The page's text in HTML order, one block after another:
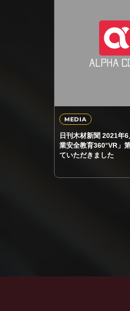
MEDIA
日刊木材新聞 2021年
業安全教育360°VR」
ていただきました